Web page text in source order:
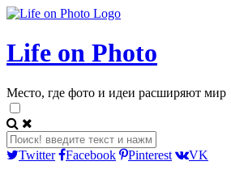
Life on Photo
Место, где фото и идеи расширяют мир
Twitter Facebook Pinterest
VK